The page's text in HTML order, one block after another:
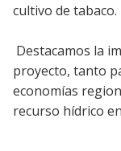
cultivo de tabaco.
Destacamos la
proyecto, tanto
economías
recurso hídrico